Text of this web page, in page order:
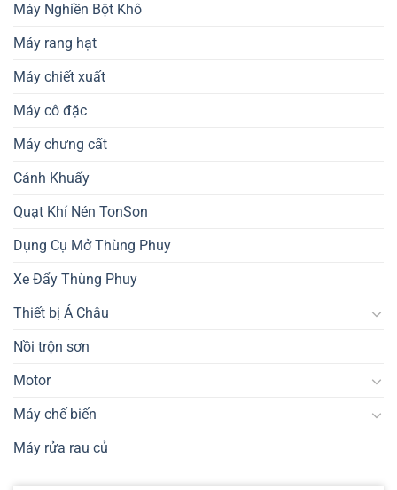
Máy Nghiền Bột Khô
Máy rang hạt
Máy chiết xuất
Máy cô đặc
Máy chưng cất
Cánh Khuấy
Quạt Khí Nén TonSon
Dụng Cụ Mở Thùng Phuy
Xe Đẩy Thùng Phuy
Thiết bị Á Châu
Nồi trộn sơn
Motor
Máy chế biến
Máy rửa rau củ